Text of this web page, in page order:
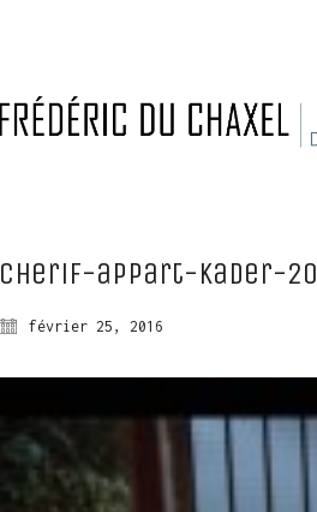
cherif-appart-kader-20
février 25, 2016